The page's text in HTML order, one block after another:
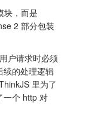
块，而是
2 部分包装
户请求时必须
续的处理逻辑
里为了
一个 http 对